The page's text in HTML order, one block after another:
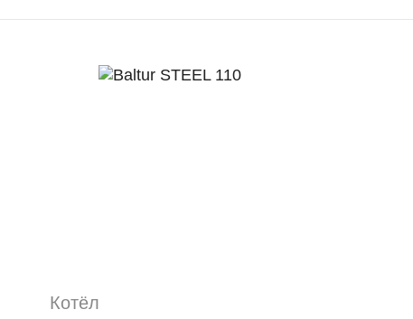
Котёл